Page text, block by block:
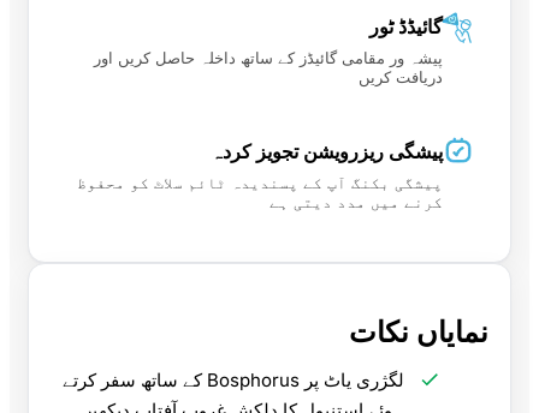
گائیڈڈ ٹور
پیشہ ور مقامی گائیڈز کے ساتھ داخلہ حاصل کریں اور
دریافت کریں
پیشگی ریزرویشن تجویز کردہ
پیشگی بکنگ آپ کے پسندیدہ ٹائم سلاٹ کو محفوظ
کرنے میں مدد دیتی ہے
نمایاں نکات
لگژری یاٹ پر Bosphorus کے ساتھ سفر کرتے